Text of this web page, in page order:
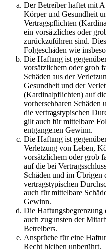
Der Betreiber haftet mit
Körper und Gesundheit
Vertragspflichten
ein vorsätzliches oder
zurückzuführen sind.
Folgeschäden wie
Die Haftung ist
vorsätzlichem oder grob
Schäden aus der
Gesundheit und der
(Kardinalpflichten) auf
vorhersehbaren Schäden
die vertragstypischen
gilt auch für mittelbare
entgangenen Gewinn.
Die Haftung ist
Verletzung von Leben,
vorsätzlichem oder grob
auf die bei
Schäden und im Übrigen
vertragstypischen
auch für mittelbare
Gewinn.
Die Haftungsbegrenzung
auch zugunsten der
Betreibers.
Ansprüche für eine
Recht bleiben unberührt.